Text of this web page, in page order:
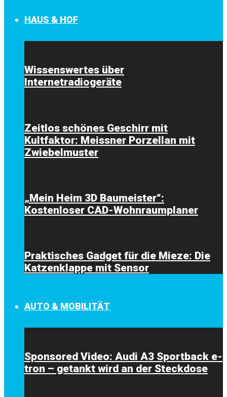
HAUS & HOF
Wissenswertes über
Internetradiogeräte
Zeitlos schönes Geschirr mit
Kultfaktor: Meissner Porzellan mit
Zwiebelmuster
„Mein Heim 3D Baumeister“:
Kostenloser CAD-Wohnraumplaner
Praktisches Gadget für die Mieze: Die
Katzenklappe mit Sensor
AUTO & MOBILITÄT
Sponsored Video: Audi A3 Sportback e-
tron – getankt wird an der Steckdose